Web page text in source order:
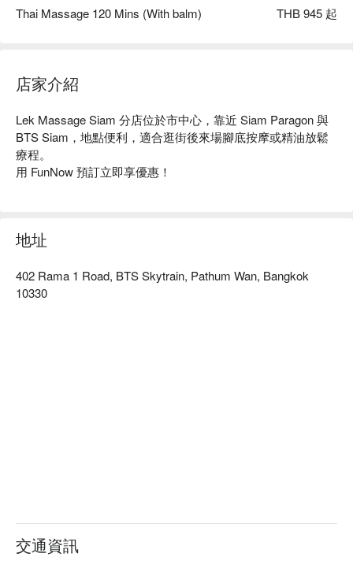
Thai Massage 120 Mins (With balm) THB 945 起
店家介紹
Lek Massage Siam 分店位於市中心，靠近 Siam Paragon 與
BTS Siam，地點便利，適合逛街後來場腳底按摩或精油放鬆
療程。
用 FunNow 預訂立即享優惠！
地址
402 Rama 1 Road, BTS Skytrain, Pathum Wan, Bangkok
10330
交通資訊